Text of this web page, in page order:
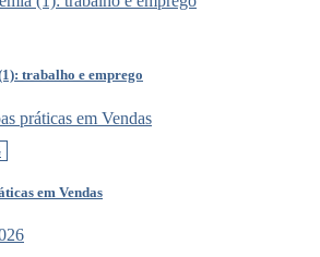
trabalho e emprego
em Vendas